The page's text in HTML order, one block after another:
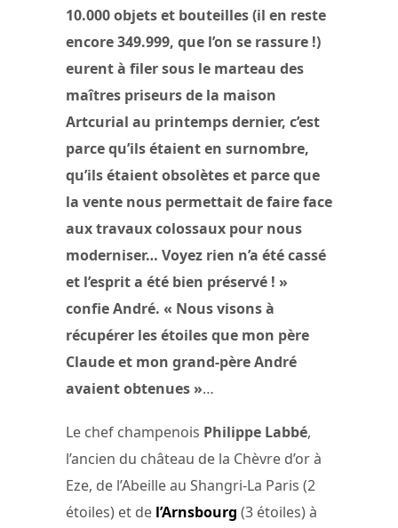
10.000 objets et bouteilles (il en reste
encore 349.999, que l’on se rassure !)
eurent à filer sous le marteau des
maîtres priseurs de la maison
Artcurial au printemps dernier, c’est
parce qu’ils étaient en surnombre,
qu’ils étaient obsolètes et parce que
la vente nous permettait de faire face
aux travaux colossaux pour nous
moderniser… Voyez rien n’a été cassé
et l’esprit a été bien préservé ! »
confie André. « Nous visons à
récupérer les étoiles que mon père
Claude et mon grand-père André
avaient obtenues »…
Le chef champenois Philippe Labbé,
l’ancien du château de la Chèvre d’or à
Eze, de l’Abeille au Shangri-La Paris (2
étoiles) et de l’Arnsbourg (3 étoiles) à